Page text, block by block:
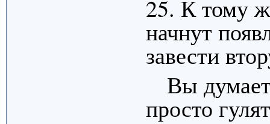
25. К тому
начнут
завести
Вы
просто